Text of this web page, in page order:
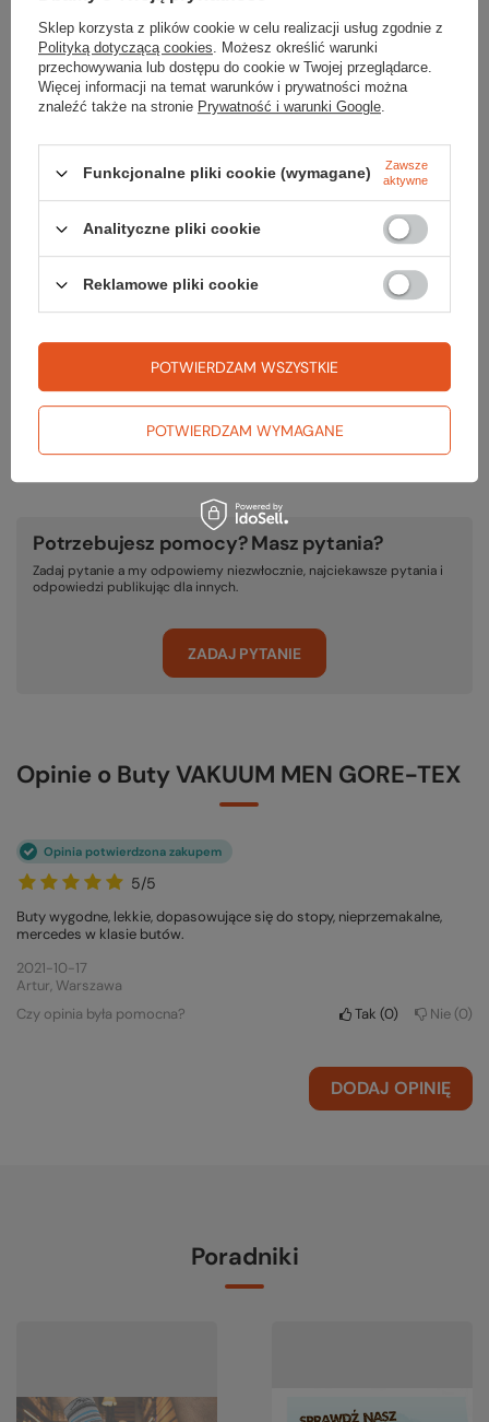
Sprawdź
czy masz wszystko
TWOJA LISTA SPRZĘTOWA
Gwarancja
RĘKOJMIA 24 M-CE
Na sprzedawane produkty udzielana jest 24-miesięczna rękojmia na
podstawie ustawy z dnia 30 maja 2014r. o prawach konsumenta.
PODMIOT ODPOWIEDZIALNY ZA TEN PRODUKT NA TERENIE UE
Lukas Meindl GmbH & Co. KG Więcej
Potrzebujesz pomocy? Masz pytania?
Zadaj pytanie a my odpowiemy niezwłocznie, najciekawsze pytania i
odpowiedzi publikując dla innych.
ZADAJ PYTANIE
Opinie o Buty VAKUUM MEN GORE-TEX
5/5
Opinia potwierdzona zakupem
Buty wygodne, lekkie, dopasowujące się do stopy, nieprzemakalne,
mercedes w klasie butów.
2021-10-17
Artur, Warszawa
Czy opinia była pomocna?
Tak 0 Nie 0
DODAJ OPINIĘ
Poradniki
Sklep korzysta z plików cookie w celu realizacji usług zgodnie z
Polityką dotyczącą cookies. Możesz określić warunki
przechowywania lub dostępu do cookie w Twojej przeglądarce.
Więcej informacji na temat warunków i prywatności można
znaleźć także na stronie Prywatność i warunki Google.
Funkcjonalne pliki cookie (wymagane)
Zawsze
aktywne
Analityczne pliki cookie
Reklamowe pliki cookie
POTWIERDZAM WYMAGANE
POTWIERDZAM WSZYSTKIE